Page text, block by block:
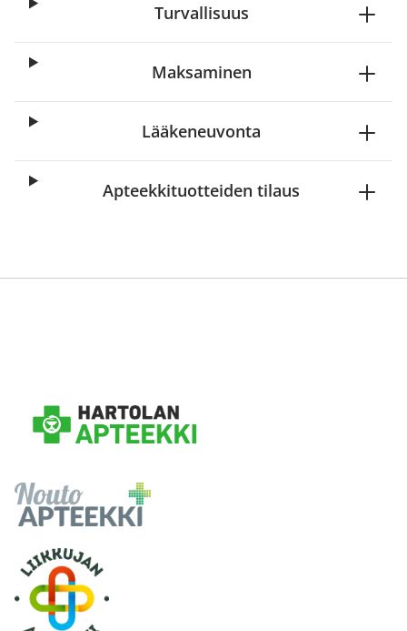
Turvallisuus
Maksaminen
Lääkeneuvonta
Apteekkituotteiden tilaus